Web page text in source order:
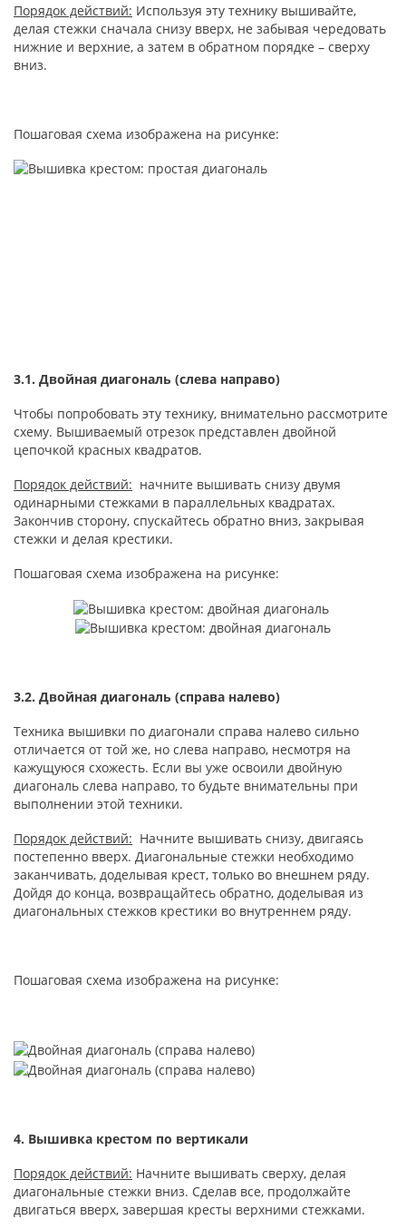
Порядок действий: Используя эту технику вышивайте,
делая стежки сначала снизу вверх, не забывая чередовать
нижние и верхние, а затем в обратном порядке – сверху
вниз.
Пошаговая схема изображена на рисунке:
3.1. Двойная диагональ (слева направо)
Чтобы попробовать эту технику, внимательно рассмотрите
схему. Вышиваемый отрезок представлен двойной
цепочкой красных квадратов.
Порядок действий: начните вышивать снизу двумя
одинарными стежками в параллельных квадратах.
Закончив сторону, спускайтесь обратно вниз, закрывая
стежки и делая крестики.
Пошаговая схема изображена на рисунке:
3.2. Двойная диагональ (справа налево)
Техника вышивки по диагонали справа налево сильно
отличается от той же, но слева направо, несмотря на
кажущуюся схожесть. Если вы уже освоили двойную
диагональ слева направо, то будьте внимательны при
выполнении этой техники.
Порядок действий: Начните вышивать снизу, двигаясь
постепенно вверх. Диагональные стежки необходимо
заканчивать, доделывая крест, только во внешнем ряду.
Дойдя до конца, возвращайтесь обратно, доделывая из
диагональных стежков крестики во внутреннем ряду.
Пошаговая схема изображена на рисунке:
4. Вышивка крестом по вертикали
Порядок действий: Начните вышивать сверху, делая
диагональные стежки вниз. Сделав все, продолжайте
двигаться вверх, завершая кресты верхними стежками.